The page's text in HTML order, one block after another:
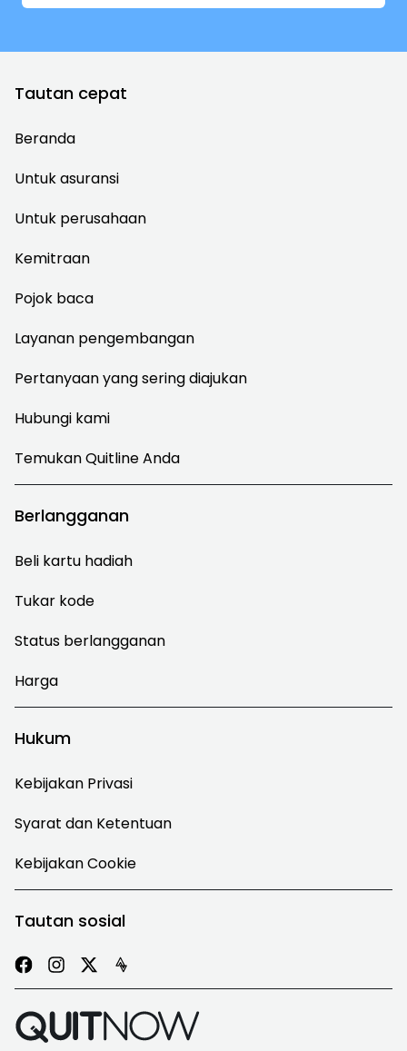
Tautan cepat
Beranda
Untuk asuransi
Untuk perusahaan
Kemitraan
Pojok baca
Layanan pengembangan
Pertanyaan yang sering diajukan
Hubungi kami
Temukan Quitline Anda
Berlangganan
Beli kartu hadiah
Tukar kode
Status berlangganan
Harga
Hukum
Kebijakan Privasi
Syarat dan Ketentuan
Kebijakan Cookie
Tautan sosial